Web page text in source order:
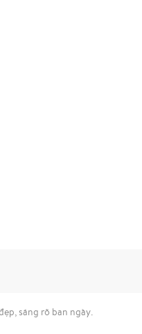
sáng rõ ban ngày.